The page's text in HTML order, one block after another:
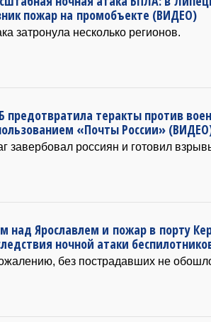
пожар на промобъекте (ВИДЕО)
затронула несколько регионов.
предотвратила теракты против
«Почты России»
завербовал россиян и готовил
над Ярославлем и пожар в порту
ночной атаки
без пострадавших не